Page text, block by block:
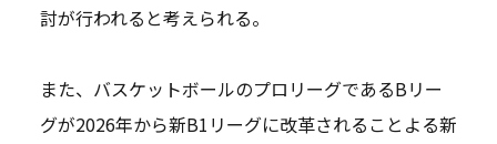
討が行われると考えられる。
また、バスケットボールのプロリーグであるBリー
グが2026年から新B1リーグに改革されることよる新